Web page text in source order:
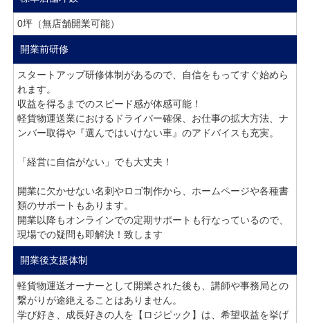
0坪（無店舗開業可能）
開業前研修
スタートアップ研修体制があるので、自信をもってすぐ始めら
れます。
収益を得るまでのスピード感が体感可能！
軽貨物運送業におけるドライバー確保、お仕事の拡大方法、ナ
ンバー取得や『選んではいけない車』のアドバイスも充実。
「経営に自信がない」でも大丈夫！
開業に欠かせない名刺やロゴ制作から、ホームページや各種書
類のサポートもあります。
開業以降もオンラインでの定期サポートも行なっているので、
現場での疑問も即解決！致します
開業後支援体制
軽貨物運送オーナーとして開業された後も、講師や事務局との
繋がりが途絶えることはありません。
学び好き、成長好きの人を【ロジピック】は、希望収益を挙げ